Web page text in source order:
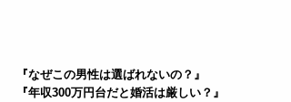
『なぜこの男性は選ばれないの？』
『年収300万円台だと婚活は厳しい？』